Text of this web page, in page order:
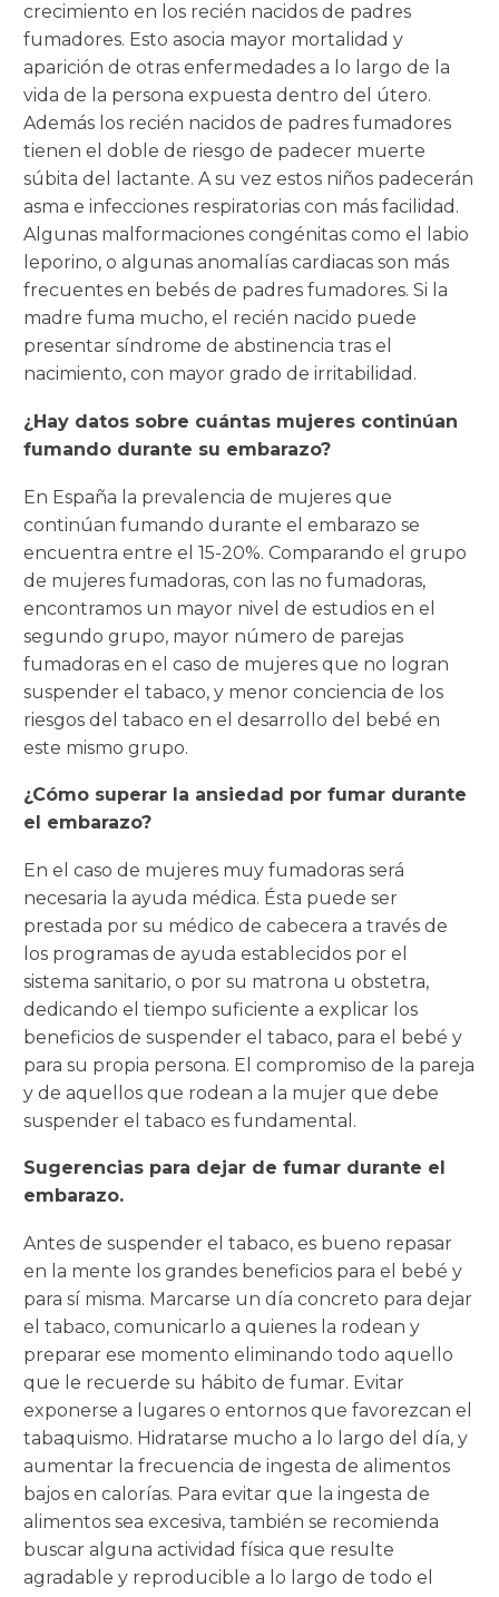
crecimiento en los recién nacidos de padres
fumadores. Esto asocia mayor mortalidad y
aparición de otras enfermedades a lo largo de la
vida de la persona expuesta dentro del útero.
Además los recién nacidos de padres fumadores
tienen el doble de riesgo de padecer muerte
súbita del lactante. A su vez estos niños padecerán
asma e infecciones respiratorias con más facilidad.
Algunas malformaciones congénitas como el labio
leporino, o algunas anomalías cardiacas son más
frecuentes en bebés de padres fumadores. Si la
madre fuma mucho, el recién nacido puede
presentar síndrome de abstinencia tras el
nacimiento, con mayor grado de irritabilidad.
¿Hay datos sobre cuántas mujeres continúan
fumando durante su embarazo?
En España la prevalencia de mujeres que
continúan fumando durante el embarazo se
encuentra entre el 15-20%. Comparando el grupo
de mujeres fumadoras, con las no fumadoras,
encontramos un mayor nivel de estudios en el
segundo grupo, mayor número de parejas
fumadoras en el caso de mujeres que no logran
suspender el tabaco, y menor conciencia de los
riesgos del tabaco en el desarrollo del bebé en
este mismo grupo.
¿Cómo superar la ansiedad por fumar durante
el embarazo?
En el caso de mujeres muy fumadoras será
necesaria la ayuda médica. Ésta puede ser
prestada por su médico de cabecera a través de
los programas de ayuda establecidos por el
sistema sanitario, o por su matrona u obstetra,
dedicando el tiempo suficiente a explicar los
beneficios de suspender el tabaco, para el bebé y
para su propia persona. El compromiso de la pareja
y de aquellos que rodean a la mujer que debe
suspender el tabaco es fundamental.
Sugerencias para dejar de fumar durante el
embarazo.
Antes de suspender el tabaco, es bueno repasar
en la mente los grandes beneficios para el bebé y
para sí misma. Marcarse un día concreto para dejar
el tabaco, comunicarlo a quienes la rodean y
preparar ese momento eliminando todo aquello
que le recuerde su hábito de fumar. Evitar
exponerse a lugares o entornos que favorezcan el
tabaquismo. Hidratarse mucho a lo largo del día, y
aumentar la frecuencia de ingesta de alimentos
bajos en calorías. Para evitar que la ingesta de
alimentos sea excesiva, también se recomienda
buscar alguna actividad física que resulte
agradable y reproducible a lo largo de todo el